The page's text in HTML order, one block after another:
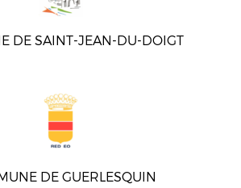
DE SAINT-JEAN-DU-DOIGT
DE GUERLESQUIN